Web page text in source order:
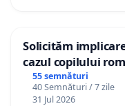
Solicităm
cazul copilului
Gheorghe, aflat
12 ani
55 semnături
40 Semnături / 7 zile
31 Jul 2026